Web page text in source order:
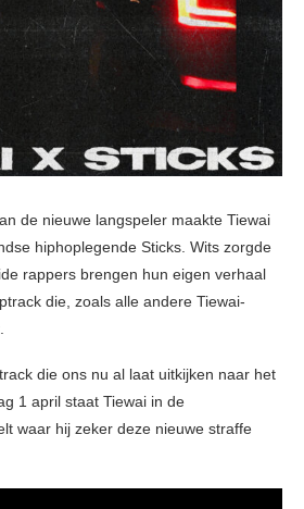
de nieuwe langspeler maakte Tiewai
hiphoplegende Sticks. Wits zorgde
rappers brengen hun eigen verhaal
die, zoals alle andere Tiewai-
die ons nu al laat uitkijken naar het
1 april staat Tiewai in de
waar hij zeker deze nieuwe straffe